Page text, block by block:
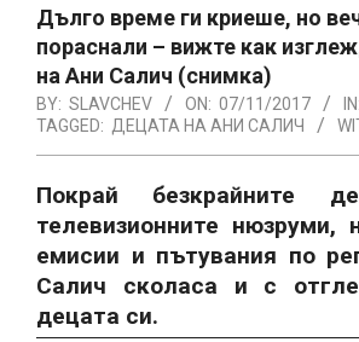
Дълго време ги криеше, но
пораснали – вижте как
на Ани Салич (снимка)
BY: SLAVCHEV ON: 07/11/2017 IN:
TAGGED: ДЕЦАТА НА АНИ САЛИЧ
Покрай безкрайните
телевизионните нюзруми,
емисии и пътувания по
Салич сколаса и с
децата си.